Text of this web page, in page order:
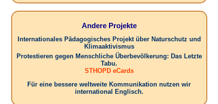
Andere Projekte
Internationales Pädagogisches Projekt über Naturschutz und
Klimaaktivismus
Protestieren gegen Menschliche Überbevölkerung: Das Letzte
Tabu.
STHOPD eCards
Für eine bessere weltweite Kommunikation nutzen wir
international Englisch.